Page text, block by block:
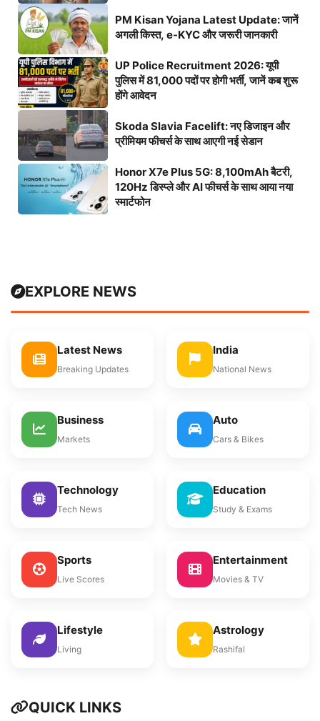
PM Kisan Yojana Latest Update: जानें
अगली किस्त, e-KYC और जरूरी जानकारी
UP Police Recruitment 2026: यूपी
पुलिस में 81,000 पदों पर होगी भर्ती, जानें कब शुरू
होंगे आवेदन
Skoda Slavia Facelift: नए डिजाइन और
प्रीमियम फीचर्स के साथ आएगी नई सेडान
Honor X7e Plus 5G: 8,100mAh बैटरी,
120Hz डिस्प्ले और AI फीचर्स के साथ आया नया
स्मार्टफोन
EXPLORE NEWS
Latest News
Breaking Updates
India
National News
Business
Markets
Auto
Cars & Bikes
Technology
Tech News
Education
Study & Exams
Sports
Live Scores
Entertainment
Movies & TV
Lifestyle
Living
Astrology
Rashifal
QUICK LINKS